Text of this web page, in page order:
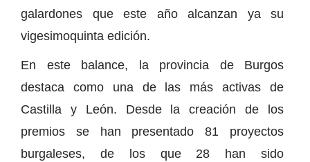
galardones que este año alcanzan ya su
vigesimoquinta edición.
En este balance, la provincia de Burgos
destaca como una de las más activas de
Castilla y León. Desde la creación de los
premios se han presentado 81 proyectos
burgaleses, de los que 28 han sido